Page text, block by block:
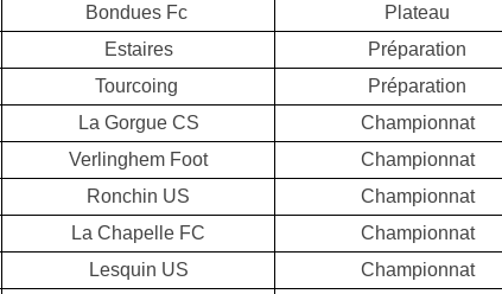
Bondues Fc
Plateau
Estaires
Préparation
Tourcoing
Préparation
La Gorgue CS
Championnat
Verlinghem Foot
Championnat
Ronchin US
Championnat
La Chapelle FC
Championnat
Lesquin US
Championnat